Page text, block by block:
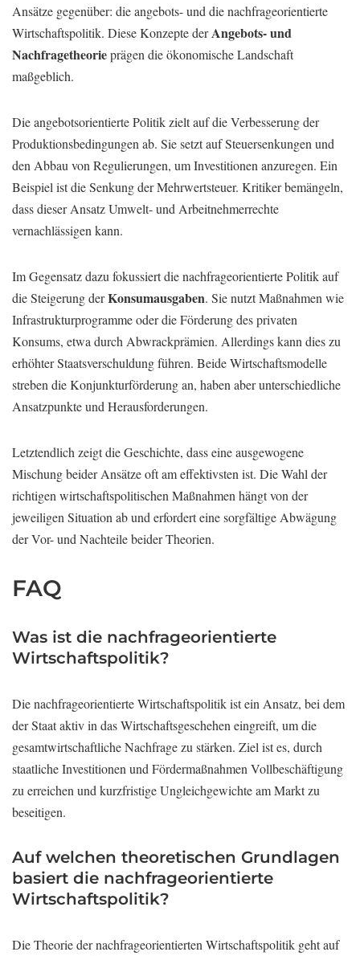
Ansätze gegenüber: die angebots- und die nachfrageorientierte
Wirtschaftspolitik. Diese Konzepte derAngebots- und
Nachfragetheorieprägen die ökonomische Landschaft
maßgeblich.
Die angebotsorientierte Politik zielt auf die Verbesserung der
Produktionsbedingungen ab. Sie setzt auf Steuersenkungen und
den Abbau von Regulierungen, um Investitionen anzuregen. Ein
Beispiel ist die Senkung der Mehrwertsteuer. Kritiker bemängeln,
dass dieser Ansatz Umwelt- und Arbeitnehmerrechte
vernachlässigen kann.
Im Gegensatz dazu fokussiert die nachfrageorientierte Politik auf
die Steigerung derKonsumausgaben. Sie nutzt Maßnahmen wie
Infrastrukturprogramme oder die Förderung des privaten
Konsums, etwa durch Abwrackprämien. Allerdings kann dies zu
erhöhter Staatsverschuldung führen. Beide Wirtschaftsmodelle
streben die Konjunkturförderung an, haben aber unterschiedliche
Ansatzpunkte und Herausforderungen.
Letztendlich zeigt die Geschichte, dass eine ausgewogene
Mischung beider Ansätze oft am effektivsten ist. Die Wahl der
richtigen wirtschaftspolitischen Maßnahmen hängt von der
jeweiligen Situation ab und erfordert eine sorgfältige Abwägung
der Vor- und Nachteile beider Theorien.
FAQ
Was ist die nachfrageorientierte
Wirtschaftspolitik?
Die nachfrageorientierte Wirtschaftspolitik ist ein Ansatz, bei dem
der Staat aktiv in das Wirtschaftsgeschehen eingreift, um die
gesamtwirtschaftliche Nachfrage zu stärken. Ziel ist es, durch
staatliche Investitionen und Fördermaßnahmen Vollbeschäftigung
zu erreichen und kurzfristige Ungleichgewichte am Markt zu
beseitigen.
Auf welchen theoretischen Grundlagen
basiert die nachfrageorientierte
Wirtschaftspolitik?
Die Theorie der nachfrageorientierten Wirtschaftspolitik geht auf